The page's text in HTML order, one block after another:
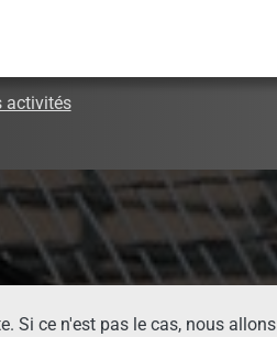
activités
Si ce n'est pas le cas, nous